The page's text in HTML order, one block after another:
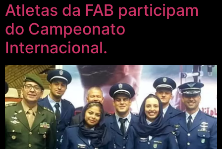
Atletas da FAB participam
do Campeonato
Internacional.